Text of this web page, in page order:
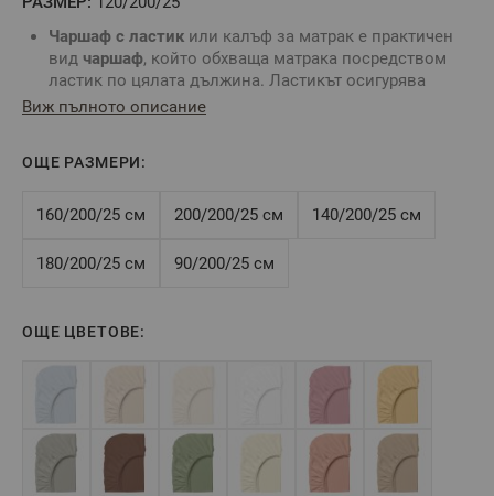
Чаршаф с ластик или калъф за матрак е практичен
вид чаршаф, който обхваща матрака посредством
ластик по цялата дължина. Ластикът осигурява
неподвижност начаршафа
създайте комплект по Ваш вкус.
да знаете точните размери на вашия матрак:
Цвят: Лилав
по-малък, максимална височина на матрака - 25 см
Състав:
Сертификат
OEKO-TEX® STANDARD 100
** Снимките са илюстративни и е възможно
разминаване в тоновете и цветовете според
настройките на използваното устройство.
Виж пълното описание
ОЩЕ РАЗМЕРИ:
160/200/25 см 200/200/25 см 140/200/25 см
180/200/25 см 90/200/25 см
ОЩЕ ЦВЕТОВЕ: